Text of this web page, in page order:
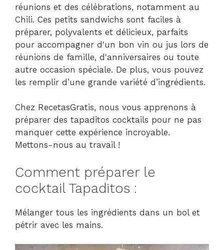
réunions et des célébrations, notamment au
Chili. Ces petits sandwichs sont faciles à
préparer, polyvalents et délicieux, parfaits
pour accompagner d'un bon vin ou jus lors de
réunions de famille, d'anniversaires ou toute
autre occasion spéciale. De plus, vous pouvez
les remplir d’une grande variété d’ingrédients.
Chez RecetasGratis, nous vous apprenons à
préparer des tapaditos cocktails pour ne pas
manquer cette expérience incroyable.
Mettons-nous au travail !
Comment préparer le
cocktail Tapaditos :
Mélanger tous les ingrédients dans un bol et
pétrir avec les mains.